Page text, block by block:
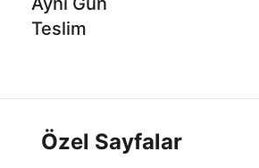
Teslim
Özel Sayfalar